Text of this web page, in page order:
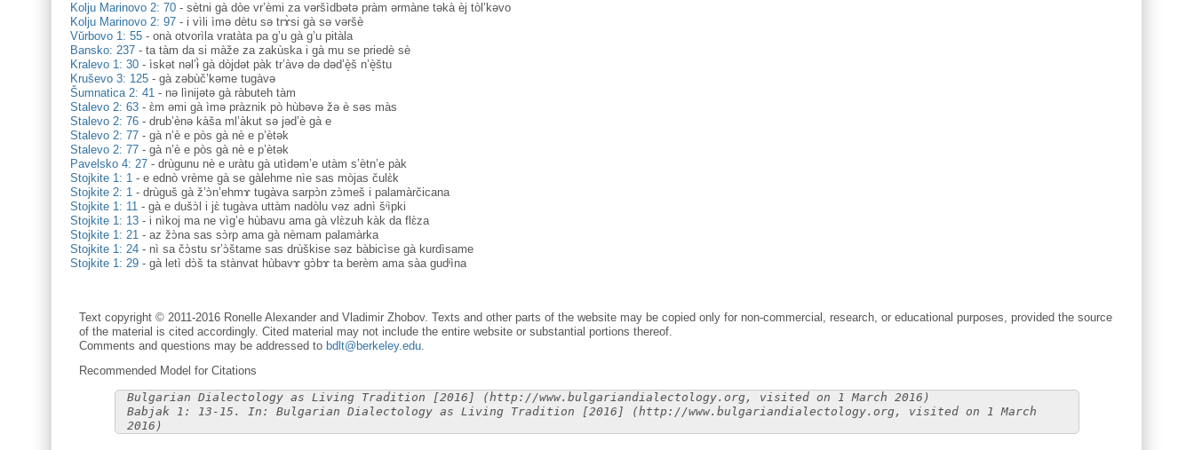
Kolju Marinovo 2: 70 - sètni gà dòe vr’èmi za vəršìdbətə pràm ərmàne təkà èj tòl’kəvo
Kolju Marinovo 2: 97 - i vìli ìmə dètu sə trɤ̀si gà sə vəršè
Vŭrbovo 1: 55 - onà otvorìla vratàta pa g’u gà g’u pitàla
Bansko: 237 - ta tàm da si màže za zakùska i gà mu se priedè sè
Kralevo 1: 30 - ìskət nəl’ɨ̀ gà dòjdət pàk tr’àvə də dəd’è̝š n’è̝štu
Kruševo 3: 125 - gà zəbùč’kəme tugàvə
Šumnatica 2: 41 - nə lìnijətə gà ràbuteh tàm
Stalevo 2: 63 - ɛ̀m əmi gà ìmə pràznik pò hùbəvə žə è səs màs
Stalevo 2: 76 - drub’ènə kàša ml’àkut sə jəd’è gà e
Stalevo 2: 77 - gà n’è e pòs gà nè e p’ètək
Stalevo 2: 77 - gà n’è e pòs gà nè e p’ètək
Pavelsko 4: 27 - drùgunu nè e uràtu gà utìdəm’e utàm s’ètn’e pàk
Stojkite 1: 1 - e ednò vrème gà se gàlehme nìe sas mòjas čulɛ̀k
Stojkite 2: 1 - drùguš gà ž’ɔ̀n’ehmɤ tugàva sarpɔ̀n zɔ̀meš i palamàrčicana
Stojkite 1: 11 - gà e dušɔ̀l i jɛ̀ tugàva uttàm nadòlu vəz adnì šᶤìpki
Stojkite 1: 13 - i nìkoj ma ne vìg’e hùbavu ama gà vlɛ̀zuh kàk da flɛ̀za
Stojkite 1: 21 - az žɔ̀na sas sɔ̀rp ama gà nèmam palamàrka
Stojkite 1: 24 - nì sa čɔ̀stu sr’ɔ̀štame sas drùškise səz bàbicìse gà kurdìsame
Stojkite 1: 29 - gà letì dɔ̀š ta stànvat hùbavɤ gɔ̀bɤ ta berèm ama sàa gudᶤìna
Text copyright © 2011-2016 Ronelle Alexander and Vladimir Zhobov. Texts and other parts of the website may be copied only for non-commercial, research, or educational purposes, provided the source
of the material is cited accordingly. Cited material may not include the entire website or substantial portions thereof.
Comments and questions may be addressed to bdlt@berkeley.edu.
Recommended Model for Citations
Bulgarian Dialectology as Living Tradition [2016] (http://www.bulgariandialectology.org, visited on 1 March 2016)
Babjak 1: 13-15. In: Bulgarian Dialectology as Living Tradition [2016] (http://www.bulgariandialectology.org, visited on 1 March
2016)